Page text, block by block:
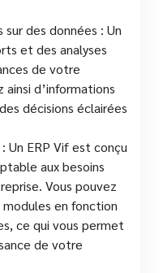
sur des données : Un
et des analyses
de votre
d’informations
décisions éclairées
ERP Vif est conçu
aux besoins
Vous pouvez
en fonction
ce qui vous permet
de votre